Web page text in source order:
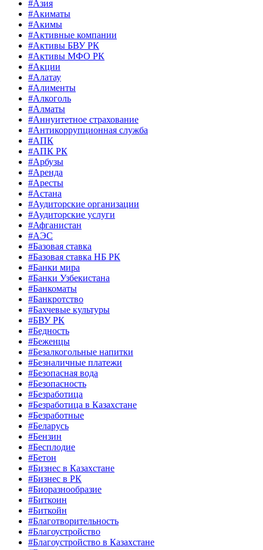
#Азия
#Акиматы
#Акимы
#Активные компании
#Активы БВУ РК
#Активы МФО РК
#Акции
#Алатау
#Алименты
#Алкоголь
#Алматы
#Аннуитетное страхование
#Антикоррупционная служба
#АПК
#АПК РК
#Арбузы
#Аренда
#Аресты
#Астана
#Аудиторские организации
#Аудиторские услуги
#Афганистан
#АЭС
#Базовая ставка
#Базовая ставка НБ РК
#Банки мира
#Банки Узбекистана
#Банкоматы
#Банкротство
#Бахчевые культуры
#БВУ РК
#Бедность
#Беженцы
#Безалкогольные напитки
#Безналичные платежи
#Безопасная вода
#Безопасность
#Безработица
#Безработица в Казахстане
#Безработные
#Беларусь
#Бензин
#Бесплодие
#Бетон
#Бизнес в Казахстане
#Бизнес в РК
#Биоразнообразие
#Биткоин
#Биткойн
#Благотворительность
#Благоустройство
#Благоустройство в Казахстане